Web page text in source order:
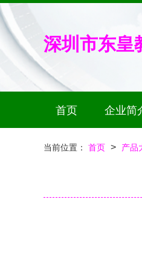
深圳市东皇
首页 企业简
当前位置： 首页 > 产品